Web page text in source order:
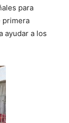
para
primera
ayudar a los